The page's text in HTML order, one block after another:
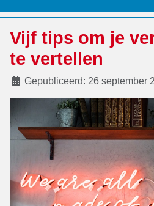
Vijf tips om je
te vertellen
Details
Gepubliceerd: 26 september